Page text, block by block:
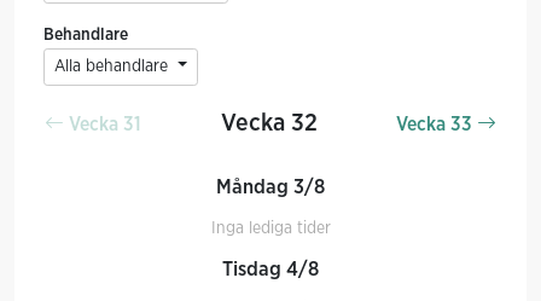
Behandlare
Alla behandlare
Vecka 31 Vecka 32 Vecka 33
Måndag 3/8
Inga lediga tider
Tisdag 4/8